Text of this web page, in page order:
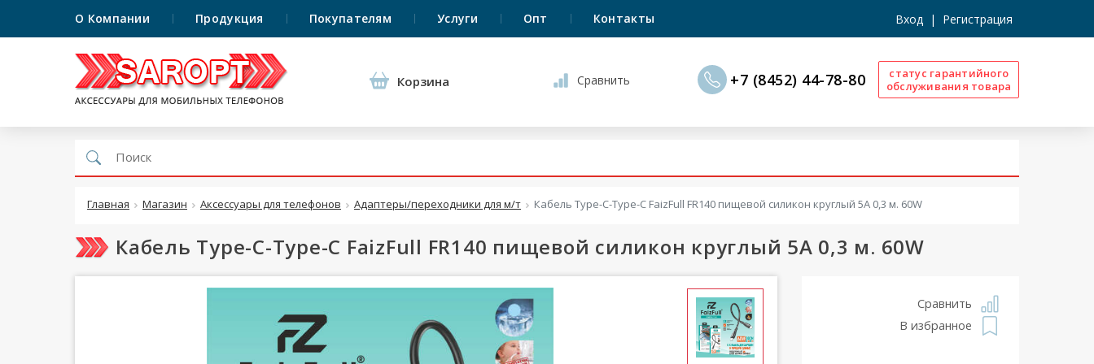
О Компании Продукция Покупателям Услуги Опт Контакты Вход | Регистрация
Корзина Сравнить +7 (8452) 44-78-80
статус гарантийного
обслуживания товара
Главная Магазин Аксессуары для телефонов Адаптеры/переходники для м/т Кабель Type-C-Type-C FaizFull FR140 пищевой силикон круглый 5A 0,3 м. 60W
Кабель Type-C-Type-C FaizFull FR140 пищевой силикон круглый 5A 0,3 м. 60W
Сравнить
В избранное